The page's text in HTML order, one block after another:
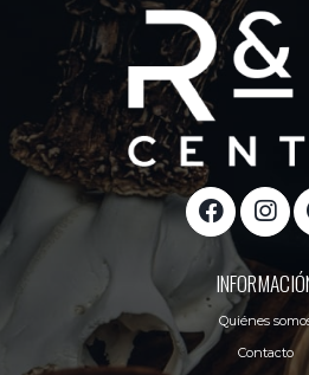
Quiénes
Contacto